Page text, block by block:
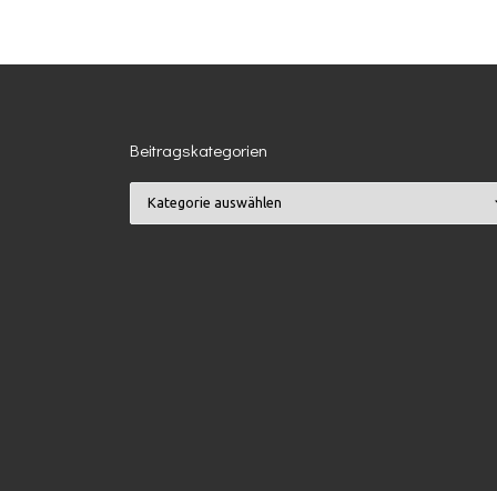
Beitragskategorien